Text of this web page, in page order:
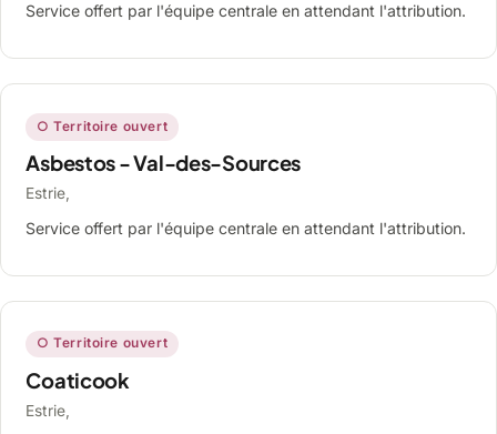
Service offert par l'équipe centrale en attendant l'attribution.
○ Territoire ouvert
Asbestos - Val-des-Sources
Estrie,
Service offert par l'équipe centrale en attendant l'attribution.
○ Territoire ouvert
Coaticook
Estrie,